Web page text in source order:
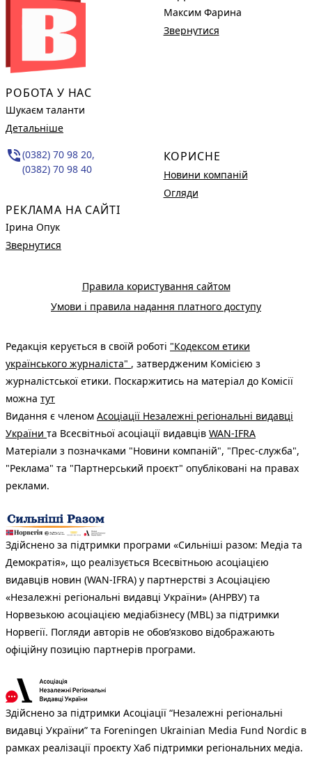
РОБОТА У НАС
Шукаєм таланти
Детальніше
phone_in_talk(0382) 70 98 20,
(0382) 70 98 40
РЕКЛАМА НА САЙТІ
Ірина Опук
Звернутися
Максим Фарина
Звернутися
КОРИСНЕ
Новини компаній
Огляди
Правила користування сайтом
Умови і правила надання платного доступу
Редакція керується в своїй роботі "Кодексом етики
українського журналіста" , затвердженим Комісією з
журналістської етики. Поскаржитись на матеріал до Комісії
можна тут
Видання є членом Асоціації Незалежні регіональні видавці
України та Всесвітньої асоціації видавців WAN-IFRA
Матеріали з позначками "Новини компаній", "Прес-служба",
"Реклама" та "Партнерський проєкт" опубліковані на правах
реклами.
Здійснено за підтримки програми «Сильніші разом: Медіа та
Демократія», що реалізується Всесвітньою асоціацією
видавців новин (WAN-IFRA) у партнерстві з Асоціацією
«Незалежні регіональні видавці України» (АНРВУ) та
Норвезькою асоціацією медіабізнесу (MBL) за підтримки
Норвегії. Погляди авторів не обов’язково відображають
офіційну позицію партнерів програми.
Здійснено за підтримки Асоціації “Незалежні регіональні
видавці України” та Foreningen Ukrainian Media Fund Nordic в
рамках реалізації проєкту Хаб підтримки регіональних медіа.